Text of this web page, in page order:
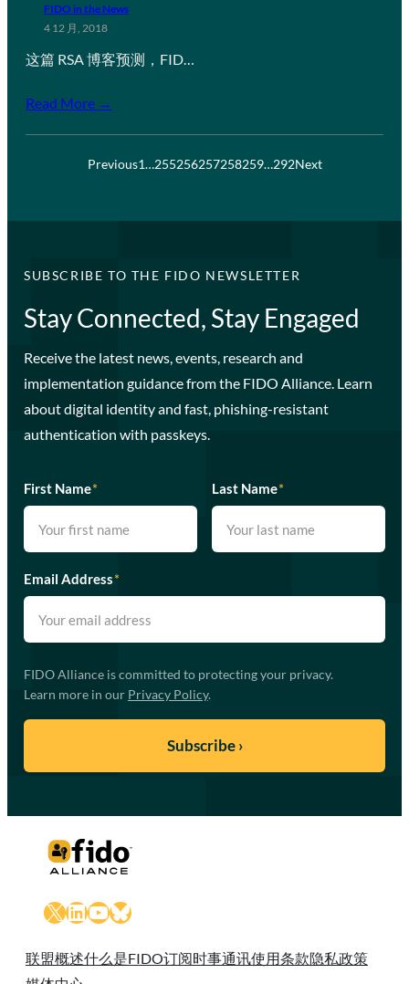
FIDO in the News
4 12 月, 2018
这篇 RSA 博客预测，FID…
Read More →
Previous1…255256257258259…292Next
SUBSCRIBE TO THE FIDO NEWSLETTER
Stay Connected, Stay Engaged
Receive the latest news, events, research and
implementation guidance from the FIDO Alliance. Learn
about digital identity and fast, phishing-resistant
authentication with passkeys.
First Name* Last Name*
Email Address*
FIDO Alliance is committed to protecting your privacy.
Learn more in our Privacy Policy.
X LinkedIn
YouTube
Bluesky
联盟概述什么是FIDO订阅时事通讯使用条款隐私政策